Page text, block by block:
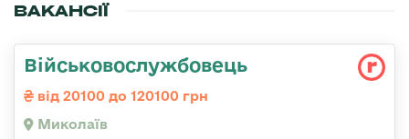
ВАКАНСІЇ
Військовослужбовець
від 20100 до 120100 грн
Миколаїв